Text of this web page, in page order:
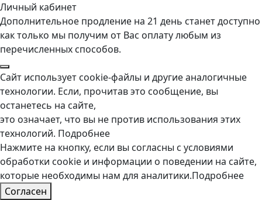
Личный кабинет
Дополнительное продление на 21 день станет доступно
как только мы получим от Вас оплату любым из
перечисленных способов.
Сайт использует cookie-файлы и другие аналогичные
технологии. Если, прочитав это сообщение, вы
останетесь на сайте,
это означает, что вы не против использования этих
технологий. Подробнее
Нажмите на кнопку, если вы согласны с условиями
обработки cookie и информации о поведении на сайте,
которые необходимы нам для аналитики.Подробнее
Согласен